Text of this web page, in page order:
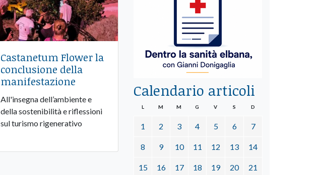
Castanetum Flower la
conclusione della
manifestazione
All'insegna dell’ambiente e
della sostenibilità e riflessioni
sul turismo rigenerativo
Calendario articoli
L M M G V S D
1 2 3 4 5 6 7
8 9 10 11 12 13 14
15 16 17 18 19 20 21